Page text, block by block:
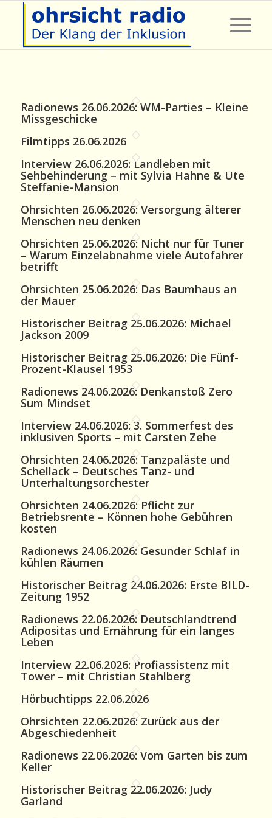
Radionews 26.06.2026: WM-Parties – Kleine
Missgeschicke
Filmtipps 26.06.2026
Interview 26.06.2026: Landleben mit
Sehbehinderung – mit Sylvia Hahne & Ute
Steffanie-Mansion
Ohrsichten 26.06.2026: Versorgung älterer
Menschen neu denken
Ohrsichten 25.06.2026: Nicht nur für Tuner
– Warum Einzelabnahme viele Autofahrer
betrifft
Ohrsichten 25.06.2026: Das Baumhaus an
der Mauer
Historischer Beitrag 25.06.2026: Michael
Jackson 2009
Historischer Beitrag 25.06.2026: Die Fünf-
Prozent-Klausel 1953
Radionews 24.06.2026: Denkanstoß Zero
Sum Mindset
Interview 24.06.2026: 3. Sommerfest des
inklusiven Sports – mit Carsten Zehe
Ohrsichten 24.06.2026: Tanzpaläste und
Schellack – Deutsches Tanz- und
Unterhaltungsorchester
Ohrsichten 24.06.2026: Pflicht zur
Betriebsrente – Können hohe Gebühren
kosten
Radionews 24.06.2026: Gesunder Schlaf in
kühlen Räumen
Historischer Beitrag 24.06.2026: Erste BILD-
Zeitung 1952
Radionews 22.06.2026: Deutschlandtrend
Adipositas und Ernährung für ein langes
Leben
Interview 22.06.2026: Profiassistenz mit
Tower – mit Christian Stahlberg
Hörbuchtipps 22.06.2026
Ohrsichten 22.06.2026: Zurück aus der
Abgeschiedenheit
Radionews 22.06.2026: Vom Garten bis zum
Keller
Historischer Beitrag 22.06.2026: Judy
Garland